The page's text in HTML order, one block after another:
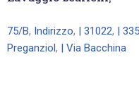
75/B, Indirizzo, | 31022, |
Preganziol , | Via Bacchina